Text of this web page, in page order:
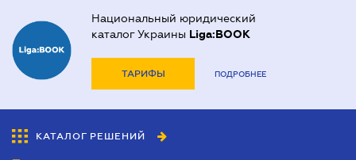
Национальный юридический
каталог Украины Liga:BOOK
ТАРИФЫ ПОДРОБНЕЕ
КАТАЛОГ РЕШЕНИЙ